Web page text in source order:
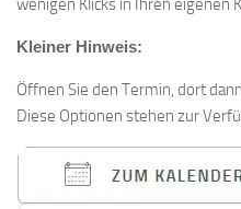
wenigen Klicks in Ihren eigenen
Kleiner Hinweis:
Öffnen Sie den Termin, dort
Diese Optionen stehen zur